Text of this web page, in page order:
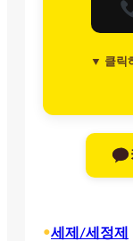
▼ 클릭
•세제/세정제